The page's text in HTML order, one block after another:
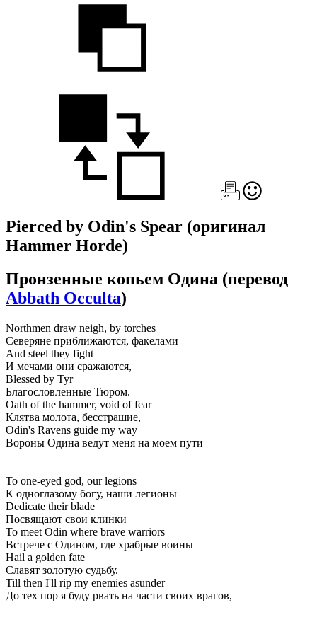
Pierced by Odin's Spear (оригинал
Hammer Horde)
Пронзенные копьем Одина (перевод
Abbath Occulta)
Northmen draw neigh, by torches
Северяне приближаются, факелами
And steel they fight
И мечами они сражаются,
Blessed by Tyr
Благословленные Тюром.
Oath of the hammer, void of fear
Клятва молота, бесстрашие,
Odin's Ravens guide my way
Вороны Одина ведут меня на моем пути
To one-eyed god, our legions
К одноглазому богу, наши легионы
Dedicate their blade
Посвящают свои клинки
To meet Odin where brave warriors
Встрече с Одином, где храбрые воины
Hail a golden fate
Славят золотую судьбу.
Till then I'll rip my enemies asunder
До тех пор я буду рвать на части своих врагов,